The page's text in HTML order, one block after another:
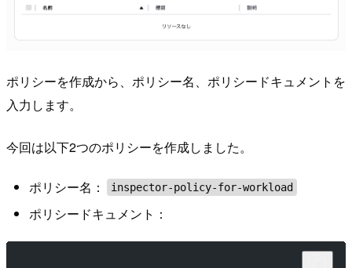
ポリシーを作成から、ポリシー名、ポリシードキュメントを
入力します。
今回は以下2つのポリシーを作成しました。
ポリシー名： inspector-policy-for-workload
ポリシードキュメント：